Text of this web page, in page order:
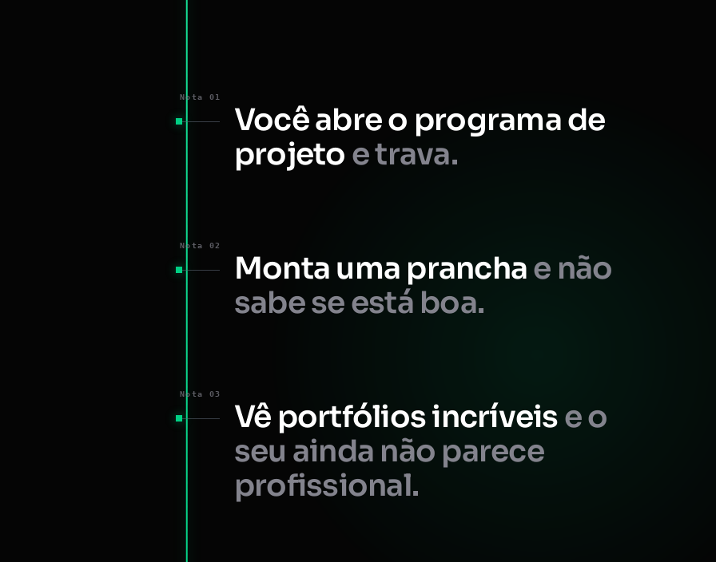
Nota 01
Você abre o programa de
projeto e trava.
Nota 02
Monta uma pranchae não
sabe se está boa.
Nota 03
Vê portfólios incríveise o
seu ainda não parece
profissional.